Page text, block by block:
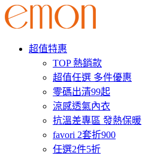
超值特惠
TOP 熱銷款
超值任選 多件優惠
零碼出清99起
涼感透氣內衣
抗溫差專區 發熱保暖
favori 2套折900
任選2件5折